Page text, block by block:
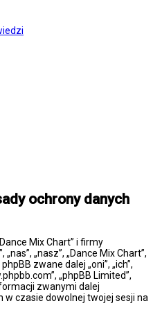
ochrony danych
Mix Chart” i firmy
„nasz”, „Dance Mix Chart”,
zwane dalej „oni”, „ich”,
„phpBB Limited”,
zwanymi dalej
w czasie dowolnej twojej sesji na